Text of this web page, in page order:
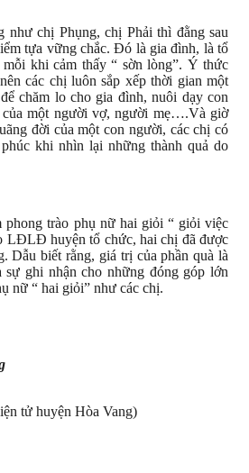
như chị Phụng, chị Phải thì đằng sau
tựa vững chắc. Đó là gia đình, là tổ
khi cảm thấy “ sờn lòng”. Ý thức
các chị luôn sắp xếp thời gian một
chăm lo cho gia đình, nuôi dạy con
của một người vợ, người mẹ….Và giờ
đời của một con người, các chị có
khi nhìn lại những thành quả do
phong trào phụ nữ hai giỏi “ giỏi việc
LĐLĐ huyện tổ chức, hai chị đã được
Dẫu biết rằng, giá trị của phần quà là
ghi nhận cho những đóng góp lớn
nữ “ hai giỏi” như các chị.
tử huyện Hòa Vang)